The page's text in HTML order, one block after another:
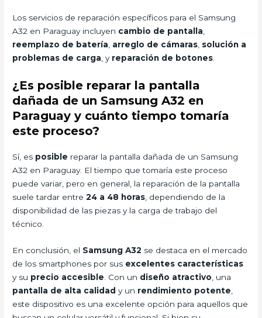
Los servicios de reparación específicos para el Samsung
A32 en Paraguay incluyen cambio de pantalla
reemplazo de batería arreglo de cámaras solución a
problemas de carga , y reparación de botones
¿Es posible reparar la pantalla
dañada de un Samsung A32 en
Paraguay y cuánto tiempo tomaría
este proceso?
Sí, es posible reparar la pantalla dañada de un Samsung
A32 en Paraguay. El tiempo que tomaría este proceso
puede variar, pero en general, la reparación de la pantalla
suele tardar entre24 a 48 horas , dependiendo de la
disponibilidad de las piezas y la carga de trabajo del
técnico.
En conclusión, el Samsung A32 se destaca en el mercado
de los smartphones por sus excelentes características
y su precio accesible . Con un diseño atractivo , una
pantalla de alta calidad y un rendimiento potente
este dispositivo es una excelente opción para aquellos que